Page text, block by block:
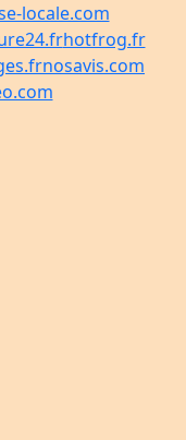
locale.com
hotfrog.fr
nosavis.com